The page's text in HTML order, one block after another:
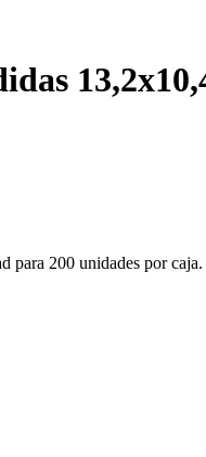
para 200 unidades por caja.